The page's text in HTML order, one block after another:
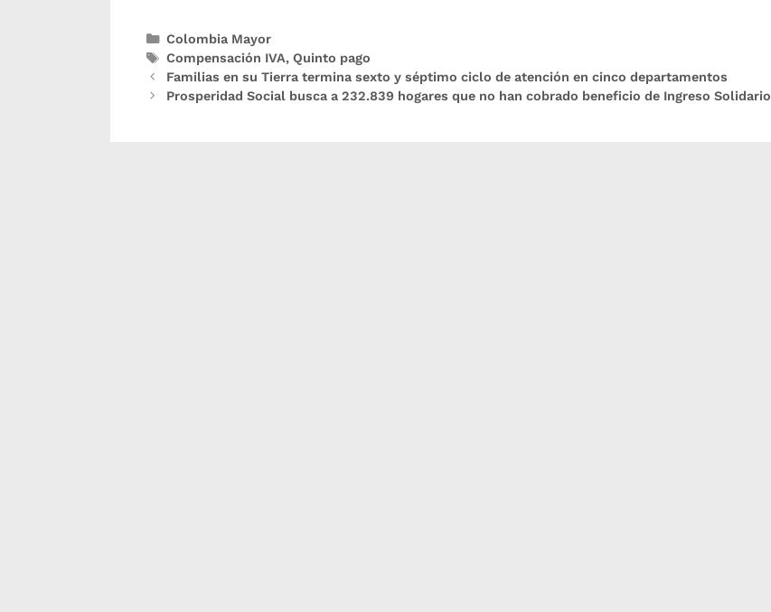
Colombia Mayor
Compensación IVA, Quinto pago
Familias en su Tierra termina sexto y séptimo ciclo de atención en cinco departamentos
Prosperidad Social busca a 232.839 hogares que no han cobrado beneficio de Ingreso Solidario